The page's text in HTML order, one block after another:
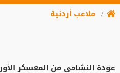
ملاعب أردنية
عودة النشامى من المعسكر